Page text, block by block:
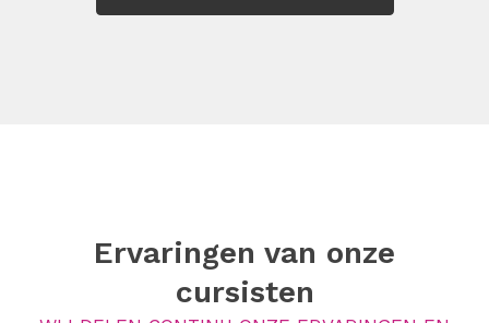
Ervaringen van onze
cursisten